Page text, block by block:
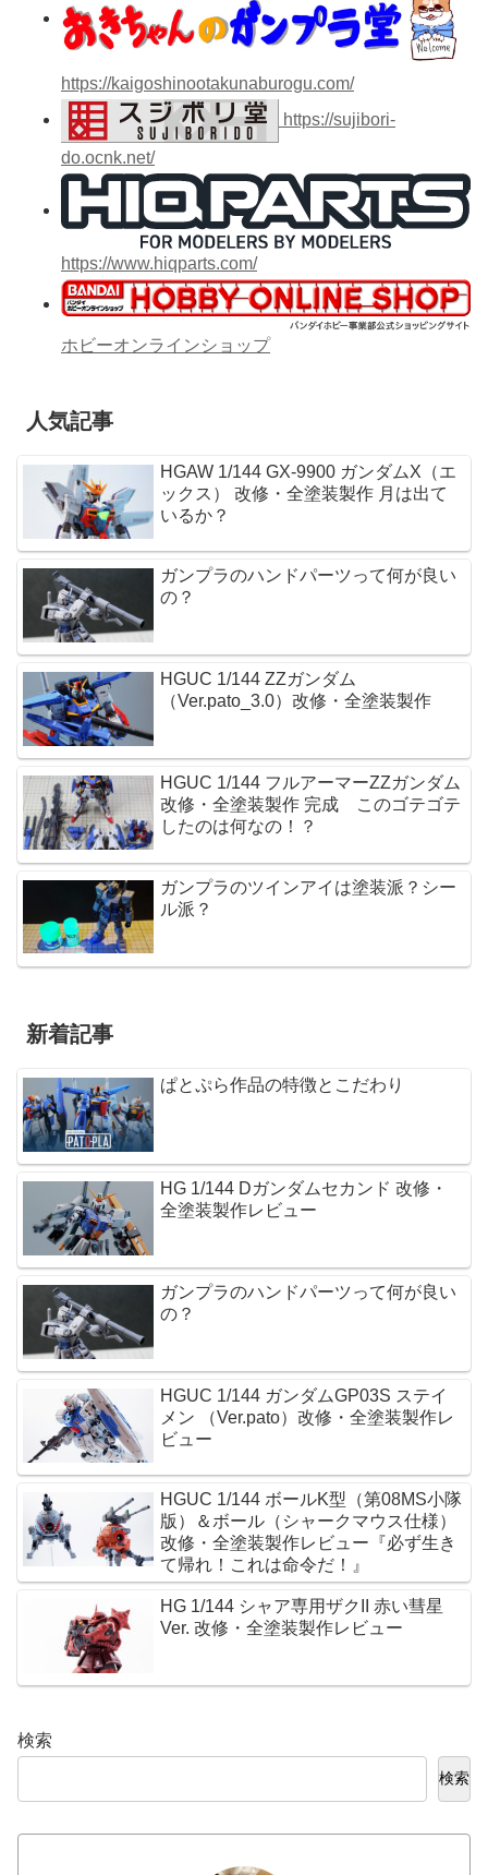
https://kaigoshinootakunaburogu.com/
https://sujibori-
do.ocnk.net/
https://www.hiqparts.com/
ホビーオンラインショップ
人気記事
HGAW 1/144 GX-9900 ガンダムX（エ
ックス） 改修・全塗装製作 月は出て
いるか？
ガンプラのハンドパーツって何が良い
の？
HGUC 1/144 ZZガンダム
（Ver.pato_3.0）改修・全塗装製作
HGUC 1/144 フルアーマーZZガンダム
改修・全塗装製作 完成 このゴテゴテ
したのは何なの！？
ガンプラのツインアイは塗装派？シー
ル派？
新着記事
ぱとぷら作品の特徴とこだわり
HG 1/144 Dガンダムセカンド 改修・
全塗装製作レビュー
ガンプラのハンドパーツって何が良い
の？
HGUC 1/144 ガンダムGP03S ステイ
メン （Ver.pato）改修・全塗装製作レ
ビュー
HGUC 1/144 ボールK型（第08MS小隊
版）＆ボール（シャークマウス仕様）
改修・全塗装製作レビュー『必ず生き
て帰れ！これは命令だ！』
HG 1/144 シャア専用ザクII 赤い彗星
Ver. 改修・全塗装製作レビュー
検索
検索